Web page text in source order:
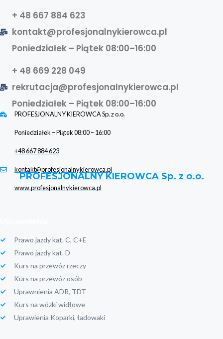
+ 48 667 884 623
kontakt@profesjonalnykierowca.pl
Poniedziałek – Piątek 08:00–16:00
+ 48 669 228 049
rekrutacja@profesjonalnykierowca.pl
Poniedziałek – Piątek 08:00–16:00
PROFESJONALNY KIEROWCA Sp. z o.o.
Poniedziałek – Piątek 08:00 – 16:00
+48 667 884 623
kontakt@profesjonalnykierowca.pl
www.profesjonalnykierowca.pl
PROFESJONALNY KIEROWCA Sp. z o.o.
Prawo jazdy kat. C, C+E
Prawo jazdy kat. D
Kurs na przewóz rzeczy
Kurs na przewóz osób
Uprawnienia ADR, TDT
Kurs na wózki widłowe
Uprawienia Koparki, ładowaki